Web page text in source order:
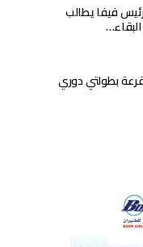
فيفا يطالب
بطولتي دوري